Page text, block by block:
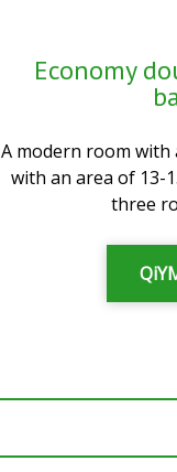
Economy
A modern room
with an area of 13-
three